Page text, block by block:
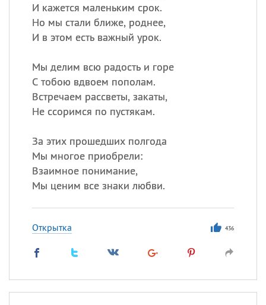
И кажется маленьким срок.
Но мы стали ближе, роднее,
И в этом есть важный урок.
Мы делим всю радость и горе
С тобою вдвоем пополам.
Встречаем рассветы, закаты,
Не ссоримся по пустякам.
За этих прошедших полгода
Мы многое приобрели:
Взаимное понимание,
Мы ценим все знаки любви.
Открытка 436